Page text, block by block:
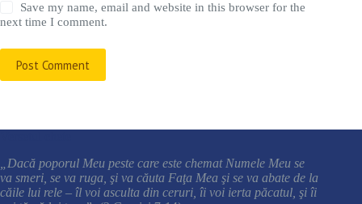
Save my name, email and website in this browser for the
next time I comment.
Post Comment
„Dacă poporul Meu peste care este chemat Numele Meu se
va smeri, se va ruga, şi va căuta Faţa Mea şi se va abate de la
căile lui rele – îl voi asculta din ceruri, îi voi ierta păcatul, şi îi